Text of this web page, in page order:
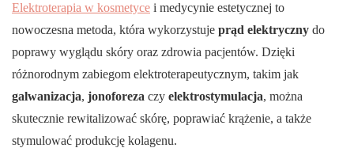
Elektroterapia w kosmetyce i medycynie estetycznej to
nowoczesna metoda, która wykorzystuje prąd elektryczny do
poprawy wyglądu skóry oraz zdrowia pacjentów. Dzięki
różnorodnym zabiegom elektroterapeutycznym, takim jak
galwanizacja, jonoforeza czy elektrostymulacja, można
skutecznie rewitalizować skórę, poprawiać krążenie, a także
stymulować produkcję kolagenu.